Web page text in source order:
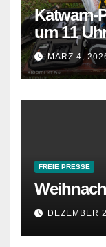
Katwarn-
um 11
MÄRZ 4,
FREIE PRESSE
DEZEMBER